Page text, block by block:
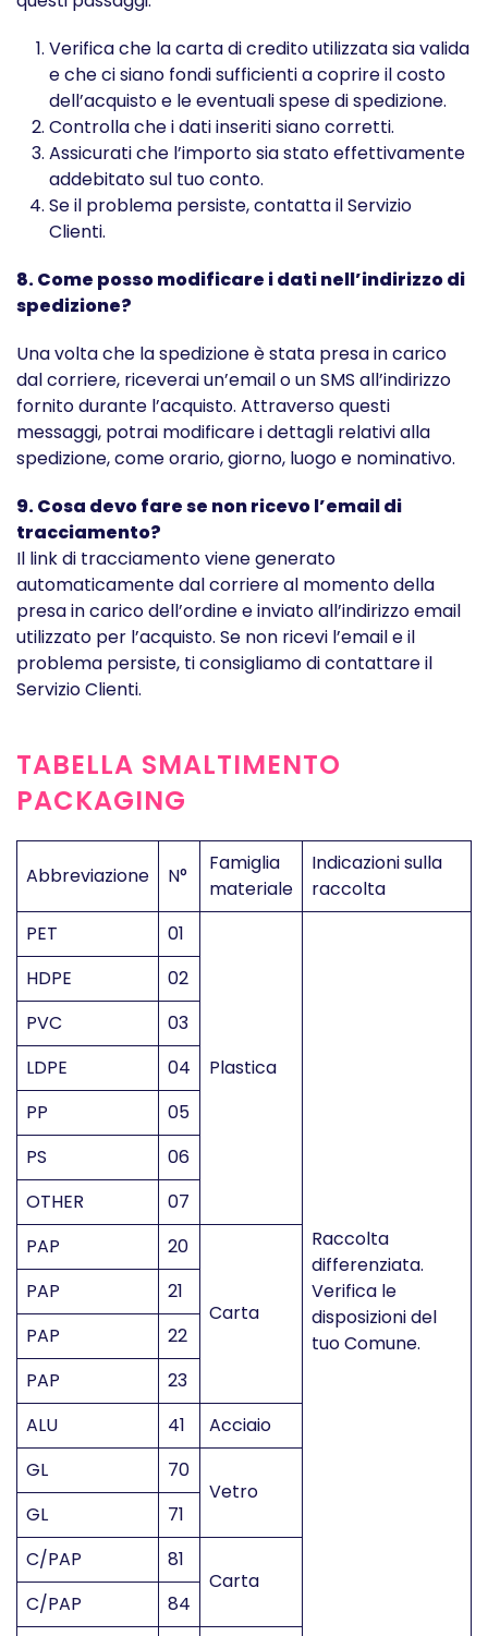
Verifica che la carta di credito utilizzata sia valida
e che ci siano fondi sufficienti a coprire il costo
dell’acquisto e le eventuali spese di spedizione.
Controlla che i dati inseriti siano corretti.
Assicurati che l’importo sia stato effettivamente
addebitato sul tuo conto.
Se il problema persiste, contatta il Servizio
Clienti.
8. Come posso modificare i dati nell’indirizzo di
spedizione?
Una volta che la spedizione è stata presa in carico
dal corriere, riceverai un’email o un SMS all’indirizzo
fornito durante l’acquisto. Attraverso questi
messaggi, potrai modificare i dettagli relativi alla
spedizione, come orario, giorno, luogo e nominativo.
9. Cosa devo fare se non ricevo l’email di
tracciamento?
Il link di tracciamento viene generato
automaticamente dal corriere al momento della
presa in carico dell’ordine e inviato all’indirizzo email
utilizzato per l’acquisto. Se non ricevi l’email e il
problema persiste, ti consigliamo di contattare il
Servizio Clienti.
TABELLA SMALTIMENTO
PACKAGING
Abbreviazione N°
Famiglia
materiale
Indicazioni sulla
raccolta
PET
01
Plastica
Raccolta
differenziata.
Verifica le
disposizioni del
tuo Comune.
HDPE
02
PVC
03
LDPE
04
PP
05
PS
06
OTHER
07
PAP
20
Carta
PAP
21
PAP
22
PAP
23
ALU
41
Acciaio
GL
70
Vetro
GL
71
C/PAP
81
Carta
C/PAP
84